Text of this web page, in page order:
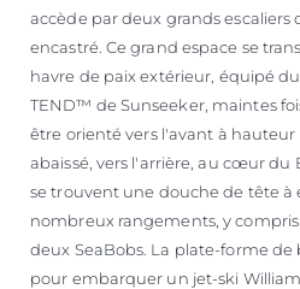
accède par deux grands escaliers
encastré. Ce grand espace se
havre de paix extérieur, équipé
TEND™ de Sunseeker, maintes
être orienté vers l'avant à
abaissé, vers l'arrière, au cœur du
se trouvent une douche de tête à
nombreux rangements, y
deux SeaBobs. La plate-forme
pour embarquer un jet-ski